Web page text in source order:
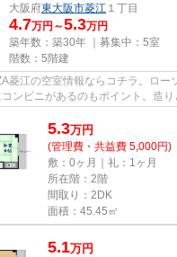
大阪府東大阪市菱江 １丁目
4.7万円～5.3万円
築年数：築30年 ｜募集中： 5室
階数：5階建
菱江の空室情報ならコチラ。ロー
ンビニがあるのもポイント。造り
供できるマ...
5.3万円
(管理費・共益費 5,000円)
敷：0ヶ月｜礼：1ヶ月
所在階：2階
間取り：2DK
面積：45.45㎡
5.1万円